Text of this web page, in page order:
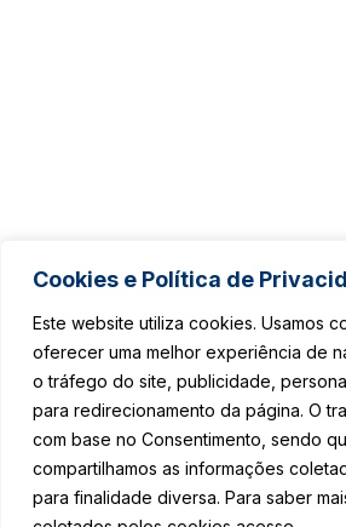
Cookies e Política de
Este website utiliza cookies. Usamos
oferecer uma melhor experiência de
o tráfego do site, publicidade,
para redirecionamento da página. O
com base no Consentimento, sendo
compartilhamos as informações
para finalidade diversa. Para saber